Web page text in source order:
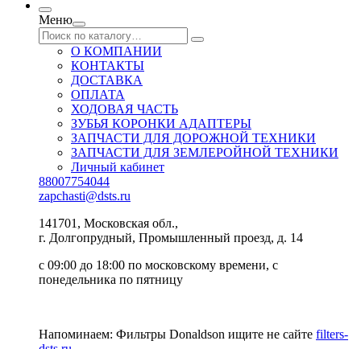
Меню
О КОМПАНИИ
КОНТАКТЫ
ДОСТАВКА
ОПЛАТА
ХОДОВАЯ ЧАСТЬ
ЗУБЬЯ КОРОНКИ АДАПТЕРЫ
ЗАПЧАСТИ ДЛЯ ДОРОЖНОЙ ТЕХНИКИ
ЗАПЧАСТИ ДЛЯ ЗЕМЛЕРОЙНОЙ ТЕХНИКИ
Личный кабинет
88007754044
zapchasti@dsts.ru
141701, Московская обл.,
г. Долгопрудный, Промышленный проезд, д. 14
с 09:00 до 18:00 по московскому времени, с
понедельника по пятницу
Напоминаем: Фильтры Donaldson ищите не сайте filters-